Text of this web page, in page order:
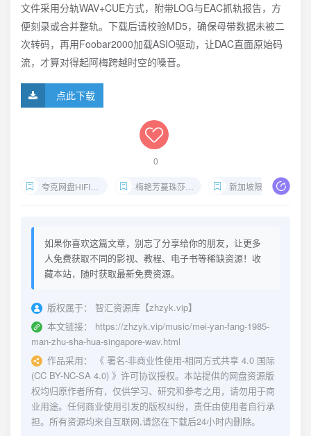
文件采用分轨WAV+CUE方式，附带LOG与EAC抓轨报告，方
便刻录或合并整轨。下载后请校验MD5，确保母带数据未被二
次转码，再用Foobar2000加载ASIO驱动，让DAC直面原始码
流，才算对得起阿梅跨越时空的嗓音。
点此下载
0
夸克网盘HIFI资源 梅艳芳蔓珠莎华WAV下载 新加坡限量复刻CD
如果你喜欢这篇文章，别忘了分享给你的朋友，让更多
人免费获取不同的影视、教程、电子书等稀缺资源！收
藏本站，随时获取最新免费资源。
版权属于：
智汇资源库【zhzyk.vip】
本文链接：
https://zhzyk.vip/music/mei-yan-fang-1985-
man-zhu-sha-hua-singapore-wav.html
作品采用：
《 署名-非商业性使用-相同方式共享 4.0 国际
(CC BY-NC-SA 4.0) 》许可协议授权。本站提供的网盘资源版
权均归原作者所有，仅供学习、研究和参考之用，请勿用于商
业用途。任何商业使用引发的版权纠纷，责任由使用者自行承
担。所有资源均来自互联网,请您在下载后24小时内删除。